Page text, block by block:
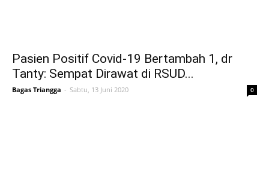
Pasien Positif Covid-19 Bertambah 1, dr
Tanty: Sempat Dirawat di RSUD...
Bagas Triangga - Sabtu, 13 Juni 2020 0